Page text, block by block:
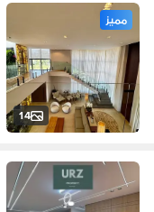
14
مميز